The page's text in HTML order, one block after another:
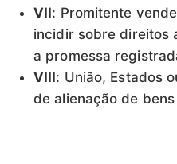
VII: Promitente
incidir sobre direitos
a promessa
VIII: União, Estados
de alienação de